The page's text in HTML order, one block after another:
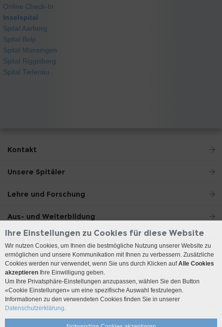
Online Check-In
Inselspital
Spital Aarberg
Spital Belp
Spital Münsingen
Spital Riggisberg
Spital Tiefenau
Kontakt
Unsere Spitäler
Lehre und Forschung
Aus- und Weiterbildung
Jobs und Karriere
Die Insel Gruppe
Medienstelle Insel Gruppe
Social Media
Ihre Einstellungen zu Cookies für diese Website
Wir nutzen Cookies, um Ihnen die bestmögliche Nutzung unserer Website zu
ermöglichen und unsere Kommunikation mit Ihnen zu verbessern. Zusätzliche
Cookies werden nur verwendet, wenn Sie uns durch Klicken aufAlle Cookies
akzeptieren Ihre Einwilligung geben.
Um Ihre Privatsphäre-Einstellungen anzupassen, wählen Sie den Button
«Cookie Einstellungen» um eine spezifische Auswahl festzulegen.
Informationen zu den verwendeten Cookies finden Sie in unserer
Datenschutzerklärung.